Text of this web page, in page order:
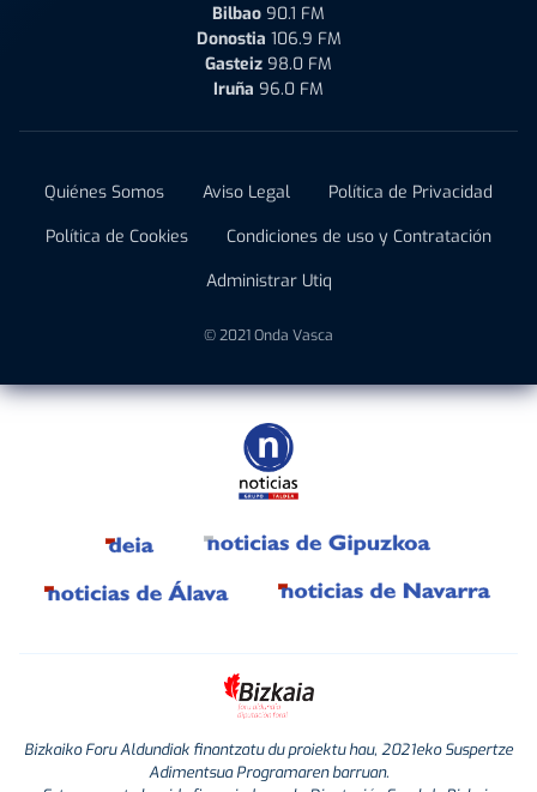
Bilbao 90.1 FM
Donostia 106.9 FM
Gasteiz 98.0 FM
Iruña 96.0 FM
Quiénes Somos Aviso Legal
Política de Privacidad
Política de Cookies
Condiciones de uso y Contratación
Administrar Utiq
© 2021 Onda Vasca
Bizkaiko Foru Aldundiak finantzatu du proiektu hau, 2021eko Suspertze
Adimentsua Programaren barruan.